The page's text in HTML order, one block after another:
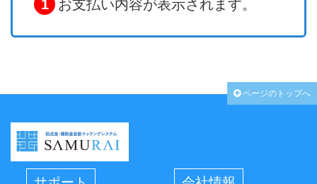
1 お支払い内容が表示されます。
ページのトップへ